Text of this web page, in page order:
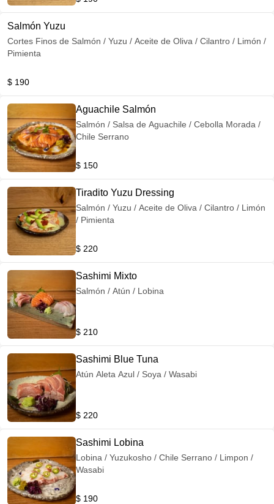
Salmón Yuzu
Cortes Finos de Salmón / Yuzu / Aceite de Oliva / Cilantro / Limón /
Pimienta
$ 190
Aguachile Salmón
Salmón / Salsa de Aguachile / Cebolla Morada /
Chile Serrano
$ 150
Tiradito Yuzu Dressing
Salmón / Yuzu / Aceite de Oliva / Cilantro / Limón
/ Pimienta
$ 220
Sashimi Mixto
Salmón / Atún / Lobina
$ 210
Sashimi Blue Tuna
Atún Aleta Azul / Soya / Wasabi
$ 220
Sashimi Lobina
Lobina / Yuzukosho / Chile Serrano / Limpon /
Wasabi
$ 190